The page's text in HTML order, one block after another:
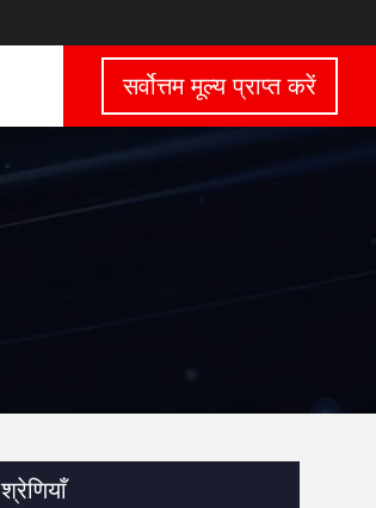
सर्वोत्तम मूल्य प्राप्त करें
श्रेणियाँ